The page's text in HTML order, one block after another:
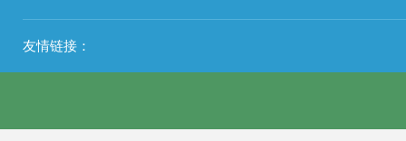
友情链接：